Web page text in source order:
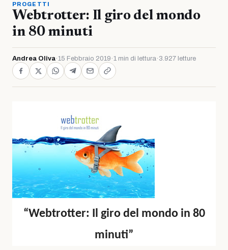
PROGETTI
Webtrotter: Il giro del mondo
in 80 minuti
Andrea Oliva·15 Febbraio 2019 ·1 min di lettura· 3.927 letture
“Webtrotter: Il giro del mondo in 80
minuti”